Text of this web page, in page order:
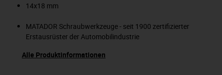
14x18 mm
MATADOR Schraubwerkzeuge - seit 1900 zertifizierter
Erstausrüster der Automobilindustrie
Alle Produktinformationen